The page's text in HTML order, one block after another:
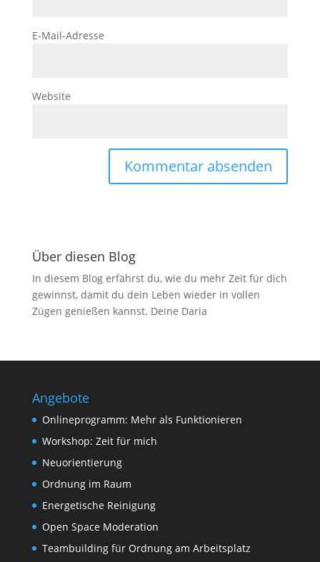
E-Mail-Adresse
Website
Über diesen Blog
In diesem Blog erfährst du, wie du mehr Zeit für dich
gewinnst, damit du dein Leben wieder in vollen
Zügen genießen kannst. Deine Daria
Angebote
Onlineprogramm: Mehr als Funktionieren
Workshop: Zeit für mich
Neuorientierung
Ordnung im Raum
Energetische Reinigung
Open Space Moderation
Teambuilding für Ordnung am Arbeitsplatz